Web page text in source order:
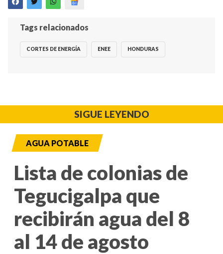
Tags relacionados
CORTES DE ENERGÍA ENEE HONDURAS
SIGUE LEYENDO
AGUA POTABLE
Lista de colonias de
Tegucigalpa que
recibirán agua del 8
al 14 de agosto